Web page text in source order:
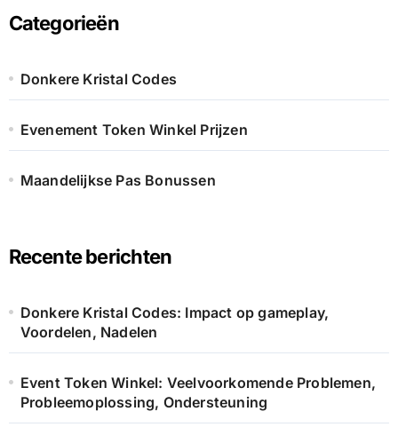
Categorieën
Donkere Kristal Codes
Evenement Token Winkel Prijzen
Maandelijkse Pas Bonussen
Recente berichten
Donkere Kristal Codes: Impact op gameplay,
Voordelen, Nadelen
Event Token Winkel: Veelvoorkomende Problemen,
Probleemoplossing, Ondersteuning